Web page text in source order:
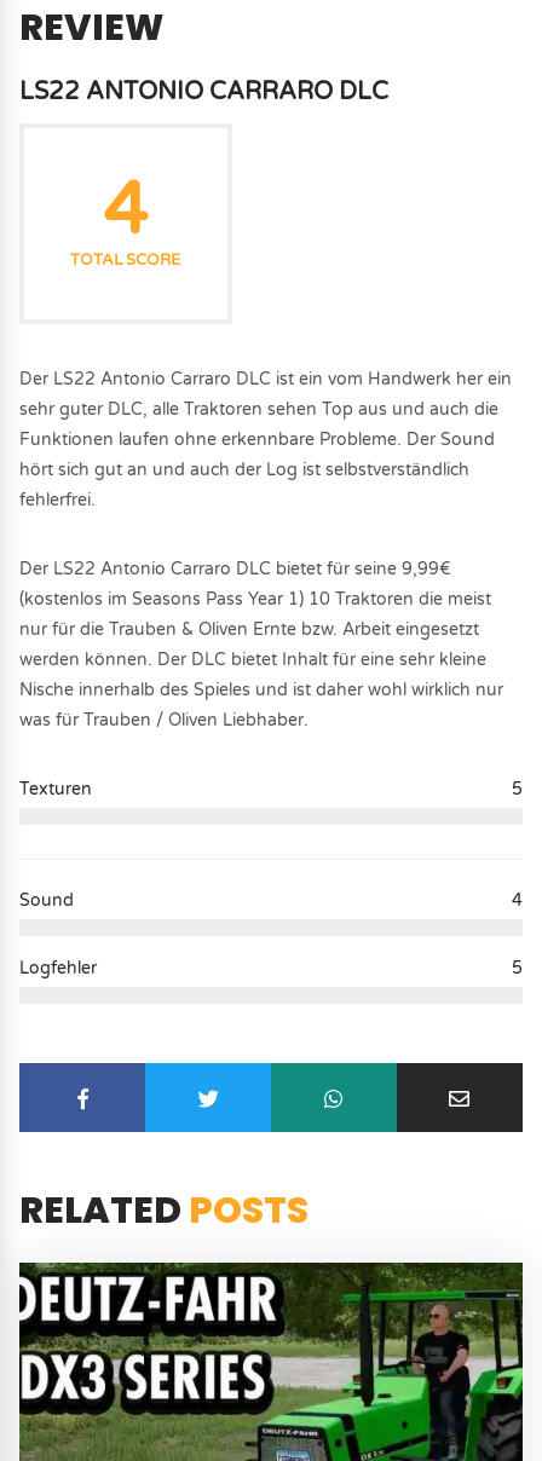
REVIEW
LS22 ANTONIO CARRARO DLC
4
TOTAL SCORE
Der LS22 Antonio Carraro DLC ist ein vom Handwerk her ein
sehr guter DLC, alle Traktoren sehen Top aus und auch die
Funktionen laufen ohne erkennbare Probleme. Der Sound
hört sich gut an und auch der Log ist selbstverständlich
fehlerfrei.
Der LS22 Antonio Carraro DLC bietet für seine 9,99€
(kostenlos im Seasons Pass Year 1) 10 Traktoren die meist
nur für die Trauben & Oliven Ernte bzw. Arbeit eingesetzt
werden können. Der DLC bietet Inhalt für eine sehr kleine
Nische innerhalb des Spieles und ist daher wohl wirklich nur
was für Trauben / Oliven Liebhaber.
Texturen 5
Sound 4
Logfehler 5
RELATED POSTS